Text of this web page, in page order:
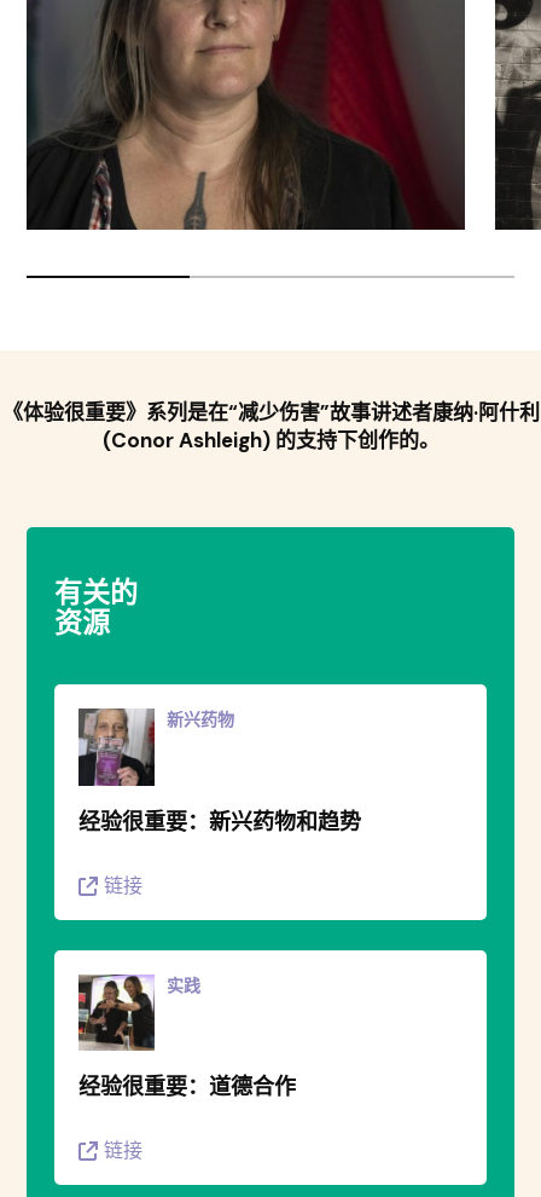
《体验很重要》系列是在“减少伤害”故事讲述者康纳·阿什利
(Conor Ashleigh) 的支持下创作的。
有关的
资源
新兴药物
经验很重要：新兴药物和趋势
链接
实践
经验很重要：道德合作
链接